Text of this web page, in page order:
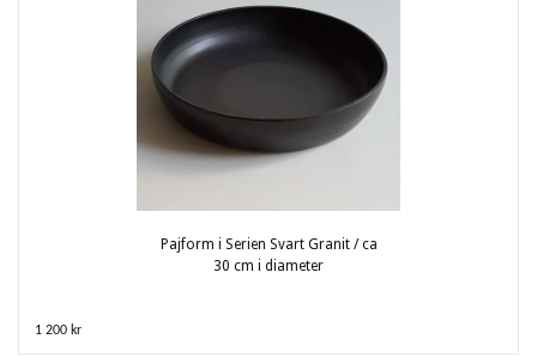
Pajform i Serien Svart Granit / ca
30 cm i diameter
1 200 kr